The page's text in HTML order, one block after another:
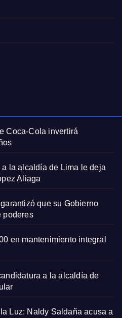
Coca-Cola invertirá
la alcaldía de Lima le deja
Aliaga
que su Gobierno
poderes
en mantenimiento integral
a la alcaldía de
Luz: Naldy Saldaña acusa a